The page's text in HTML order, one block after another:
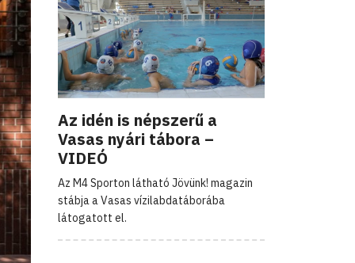
Az idén is népszerű a
Vasas nyári tábora –
VIDEÓ
Az M4 Sporton látható Jövünk! magazin
stábja a Vasas vízilabdatáborába
látogatott el.